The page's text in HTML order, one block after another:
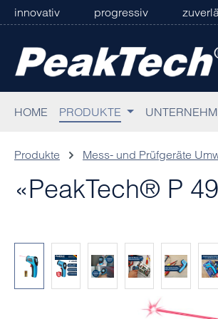
Hauptinhalt springen
Zur Suche springen
Zur Hauptnavigation springen
innovativ progressiv
HOME PRODUKTE
Produkte Mess- und Prüfgeräte
«PeakTech® P